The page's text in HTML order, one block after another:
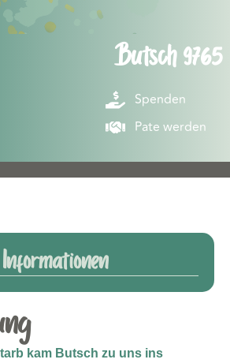
Butsch 9765
Spenden
Pate werden
kam Butsch zu uns ins